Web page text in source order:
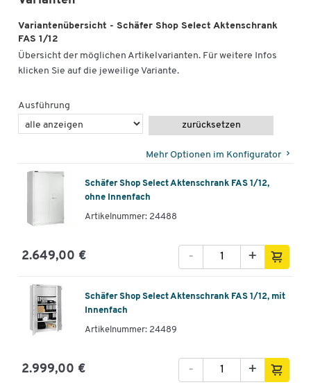
Variantenübersicht - Schäfer Shop Select Aktenschrank
FAS 1/12
Übersicht der möglichen Artikelvarianten. Für weitere Infos
klicken Sie auf die jeweilige Variante.
Ausführung
zurücksetzen
Mehr Optionen im Konfigurator
Schäfer Shop Select Aktenschrank FAS 1/12,
ohne Innenfach
Artikelnummer: 24488
2.649,00 € +
-
Schäfer Shop Select Aktenschrank FAS 1/12, mit
Innenfach
Artikelnummer: 24489
2.999,00 € +
-